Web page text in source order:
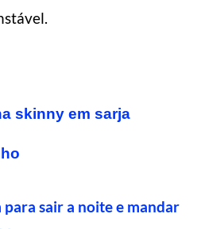
skinny em sarja